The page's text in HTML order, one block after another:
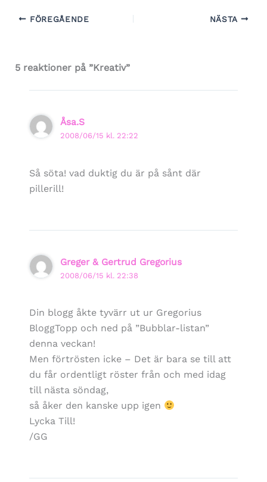
FÖREGÅENDE NÄSTA
5 reaktioner på ”Kreativ”
Åsa.S
2008/06/15 kl. 22:22
Så söta! vad duktig du är på sånt där
pillerill!
Greger & Gertrud Gregorius
2008/06/15 kl. 22:38
Din blogg åkte tyvärr ut ur Gregorius
BloggTopp och ned på ”Bubblar-listan”
denna veckan!
Men förtrösten icke – Det är bara se till att
du får ordentligt röster från och med idag
till nästa söndag,
så åker den kanske upp igen
Lycka Till!
/GG